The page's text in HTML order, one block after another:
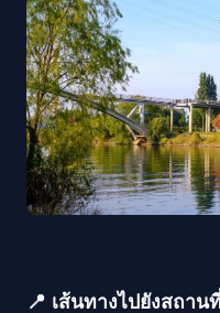
📍 เส้นทางไปยังสถาน